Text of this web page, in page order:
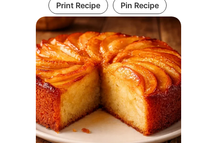
Print Recipe Pin Recipe